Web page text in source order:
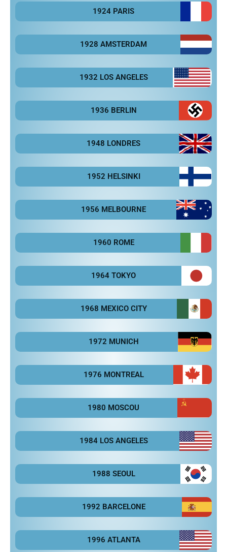
1924 PARIS
1928 AMSTERDAM
1932 LOS ANGELES
1936 BERLIN
1948 LONDRES
1952 HELSINKI
1956 MELBOURNE
1960 ROME
1964 TOKYO
1968 MEXICO CITY
1972 MUNICH
1976 MONTREAL
1980 MOSCOU
1984 LOS ANGELES
1988 SEOUL
1992 BARCELONE
1996 ATLANTA